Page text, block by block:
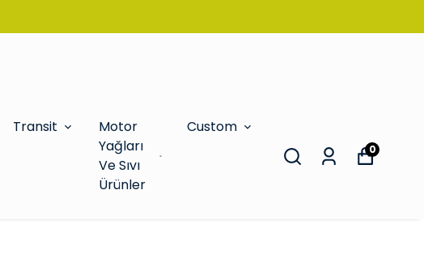
Transit
Motor
Yağları
Ve Sıvı
Ürünler
Custom
0